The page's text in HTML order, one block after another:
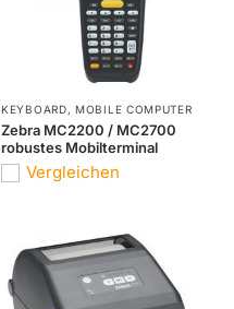
KEYBOARD,MOBILE COMPUTER
Zebra MC2200 / MC2700
robustes Mobilterminal
Vergleichen